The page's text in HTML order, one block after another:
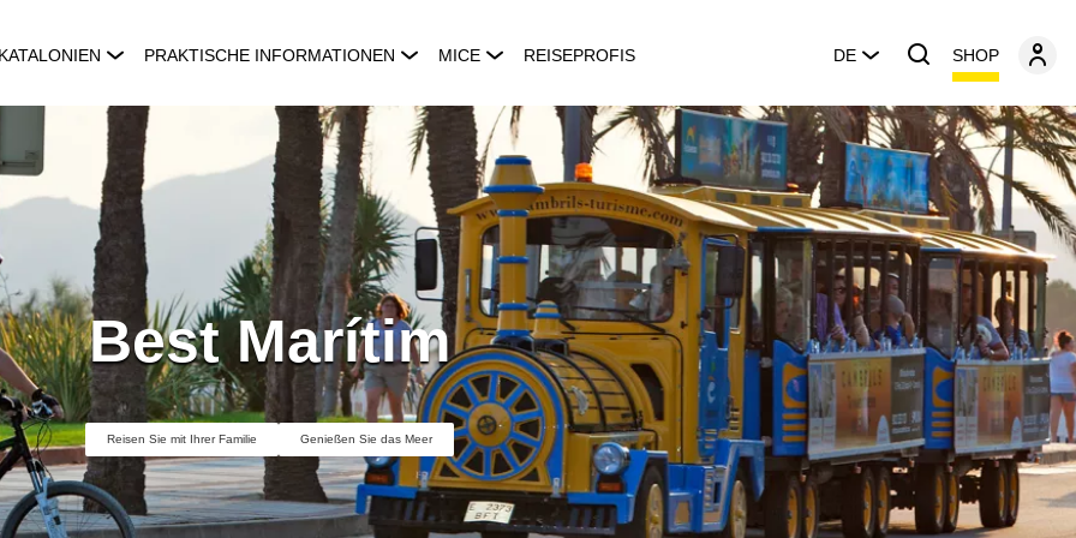
PRAKTISCHE INFORMATIONEN MICE REISEPROFIS DE SHOP
Best Marítim
Reisen Sie mit Ihrer Familie Genießen Sie das Meer